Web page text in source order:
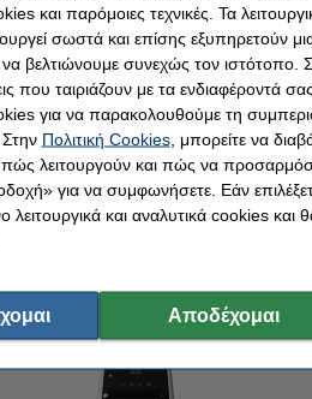
123ink αντικαθιστά τις Ετικέτες Brother DK-11241
αντί για το original!
αγορά με εσένα!
και παρόμοιες τεχνικές. Τα
σωστά και επίσης εξυπηρετούν
βελτιώνουμε συνεχώς τον ιστότοπο.
που ταιριάζουν με τα ενδιαφέροντά
για να παρακολουθούμε τη
Πολιτική Cookies, μπορείτε να
λειτουργούν και πώς να
για να συμφωνήσετε. Εάν
και αναλυτικά cookies και
Αποδέχομαι